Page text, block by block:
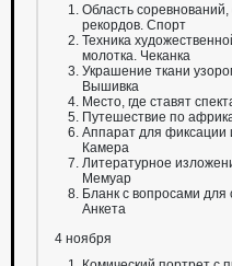
Область
рекордов. Спорт
Техника
молотка. Чеканка
Украшение ткани
Вышивка
Место, где ставят
Путешествие по
Аппарат для фиксации
Камера
Литературное
Мемуар
Бланк с вопросами для
Анкета
4 ноября